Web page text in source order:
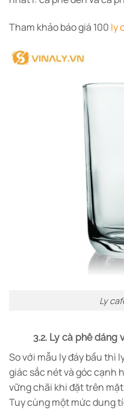
Tham khảo báo giá 100 ly
Ly
3.2. Ly cà phê dáng
So với mẫu ly đáy bầu thì
giác sắc nét và góc cạnh
vững chãi khi đặt trên
Tuy cùng một mức dung